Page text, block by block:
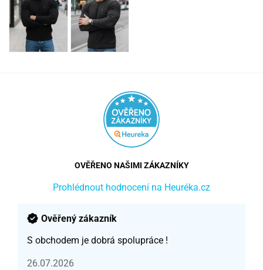
OVĚŘENO NAŠIMI ZÁKAZNÍKY
Prohlédnout hodnocení na Heuréka.cz
Ověřený zákazník
S obchodem je dobrá spolupráce !
26.07.2026